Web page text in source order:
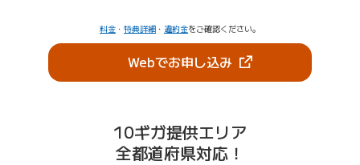
料金 ・ 特典詳細 ・ 違約金をご確認ください。
Webでお申し込み（新しいタブで開き
10ギガ提供エリア
全都道府県対応！